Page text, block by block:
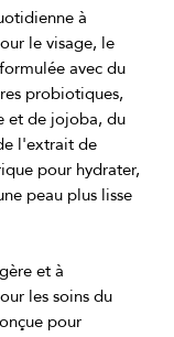
à
le visage, le
avec du
probiotiques,
et de jojoba, du
l'extrait de
pour hydrater,
peau plus lisse
et à
les soins du
pour